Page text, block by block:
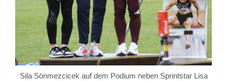
Sila Sönmezcicek auf dem Podium neben Sprintstar Lisa